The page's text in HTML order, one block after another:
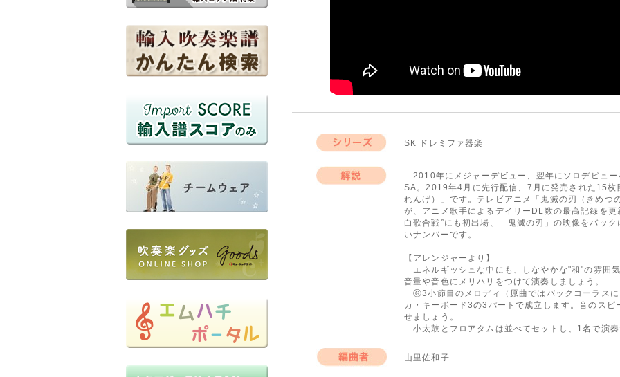
SK ドレミファ器楽
2010年にメジャーデビュー、翌年にソロデビュ
SA。2019年4月に先行配信、7月に発売された15枚
れんげ）」です。テレビアニメ「鬼滅の刃（きめつ
が、アニメ歌手によるデイリーDL数の最高記録を
白歌合戦”にも初出場、「鬼滅の刃」の映像をバッ
いナンバーです。
【アレンジャーより】
エネルギッシュな中にも、しなやかな"和"の雰囲
音量や音色にメリハリをつけて演奏しましょう。
Ⓖ3小節目のメロディ（原曲ではバックコーラスに
カ・キーボード3の3パートで成立します。音のスピ
せましょう。
小太鼓とフロアタムは並べてセットし、1名で演奏
山里佐和子